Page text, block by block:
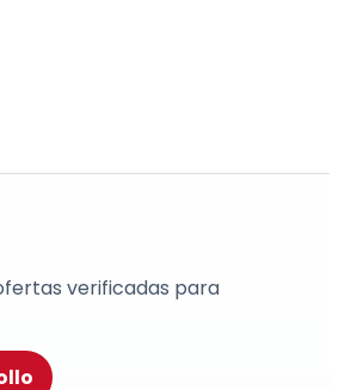
verificadas para